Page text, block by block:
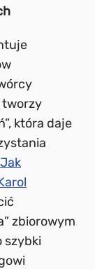
tworzy
która daje
Jak
zbiorowym
szybki